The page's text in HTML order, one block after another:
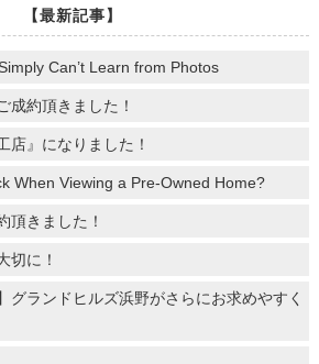
【最新記事】
Can’t Learn from Photos
約頂きました！
店』になりました！
When Viewing a Pre-Owned Home?
きました！
切に！
グランドヒルズ浜野がさらにお求めやすく